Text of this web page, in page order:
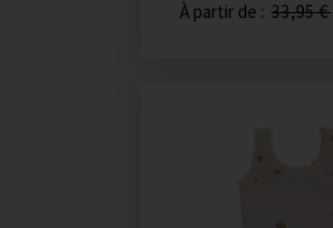
À partir de :33,95 €